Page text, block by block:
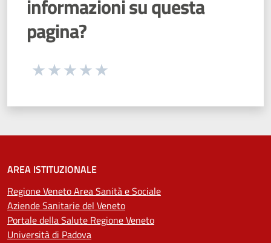
informazioni su questa
pagina?
Seleziona una valutazione da 1 a 5 stelle
AREA ISTITUZIONALE
Regione Veneto Area Sanità e Sociale
Aziende Sanitarie del Veneto
Portale della Salute Regione Veneto
Università di Padova